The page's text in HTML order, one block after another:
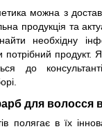
можна з
продукція та
необхідну
потрібний
до
для волосся
полягає в їх